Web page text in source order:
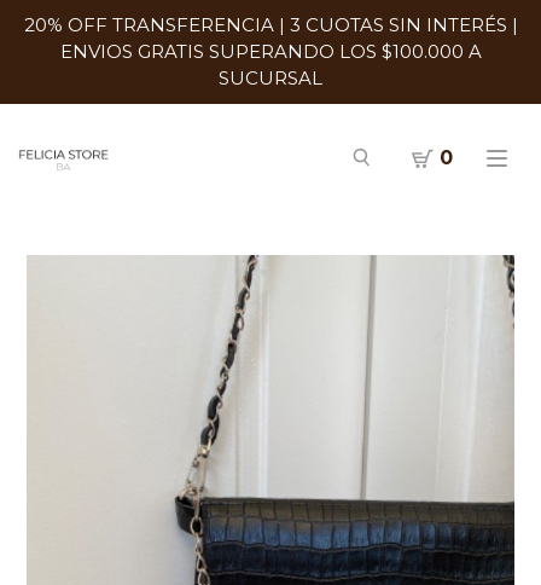
20% OFF TRANSFERENCIA | 3 CUOTAS SIN INTERÉS |
ENVIOS GRATIS SUPERANDO LOS $100.000 A
SUCURSAL
0